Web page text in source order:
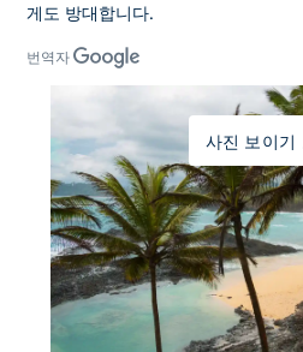
게도 방대합니다.
번역자